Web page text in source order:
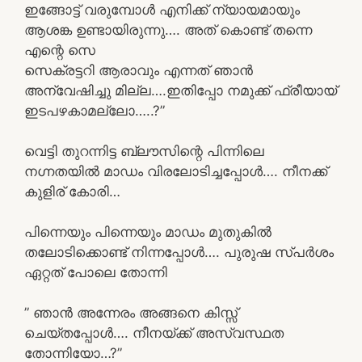
ഇങ്ങോട്ട് വരുമ്പോൾ എനിക്ക് ന്യായമായും
ആശങ്ക ഉണ്ടായിരുന്നു…. അത് കൊണ്ട് തന്നെ
എന്റെ സെ
സെക്രട്ടറി ആരാവും എന്നത് ഞാൻ
അന്വേഷിച്ചു മില്ല….ഇതിപ്പോ നമുക്ക് ഫ്രീയായ്
ഇടപഴകാമല്ലോ…..?”
വെട്ടി തുറന്നിട്ട ബ്ലൗസിന്റെ പിന്നിലെ
നഗ്നതയിൽ മാഡം വിരലോടിച്ചപ്പോൾ…. നീനക്ക്
കുളിര് കോരി…
പിന്നെയും പിന്നെയും മാഡം മുതുകിൽ
തലോടിക്കൊണ്ട് നിന്നപ്പോൾ…. പുരുഷ സ്പർശം
ഏറ്റത് പോലെ തോന്നി
” ഞാൻ അന്നേരം അങ്ങനെ കിസ്സ്
ചെയ്തപ്പോൾ…. നീനയ്ക്ക് അസ്വസ്ഥത
തോന്നിയോ…?”